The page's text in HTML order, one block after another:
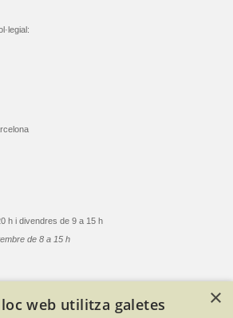
h i divendres de 9 a 15 h
de 8 a 15 h
×
web utilitza galetes